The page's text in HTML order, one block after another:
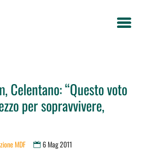
Celentano: “Questo voto
per sopravvivere,
MDF 6 Mag 2011